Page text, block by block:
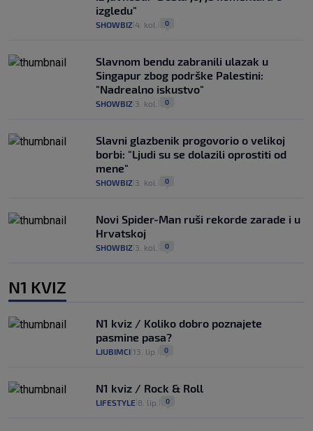
izgledu"
SHOWBIZ 4. kol. 0
Slavnom bendu zabranili ulazak u
Singapur zbog podrške Palestini:
"Nadrealno iskustvo"
SHOWBIZ 3. kol. 0
Slavni glazbenik progovorio o velikoj
borbi: "Ljudi su se dolazili oprostiti od
mene"
SHOWBIZ 3. kol. 0
Novi Spider-Man ruši rekorde zarade i u
Hrvatskoj
SHOWBIZ 3. kol. 0
N1 KVIZ
N1 kviz / Koliko dobro poznajete
pasmine pasa?
LJUBIMCI 13. lip. 0
N1 kviz / Rock & Roll
LIFESTYLE 8. lip. 0